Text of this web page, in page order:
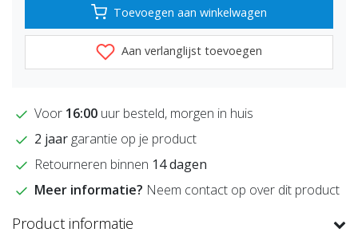
Toevoegen aan winkelwagen
Aan verlanglijst toevoegen
Voor 16:00 uur besteld, morgen in huis
2 jaargarantie op je product
Retourneren binnen 14 dagen
Meer informatie? Neem contact op over dit product
Product informatie